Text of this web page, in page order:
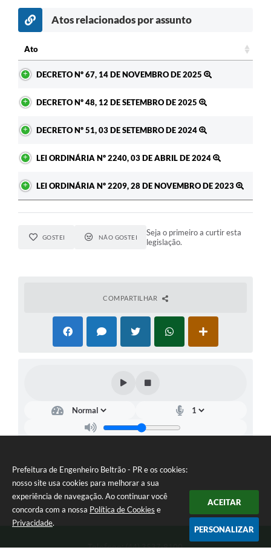
Prefeitura de Engenheiro Beltrão - PR e os cookies:
nosso site usa cookies para melhorar a sua
experiência de navegação. Ao continuar você
concorda com a nossa Política de Cookies e
Privacidade.
ACEITAR
PERSONALIZAR
Atos relacionados por assunto
Ato
DECRETO Nº 67, 14 DE NOVEMBRO DE 2025
DECRETO Nº 48, 12 DE SETEMBRO DE 2025
DECRETO Nº 51, 03 DE SETEMBRO DE 2024
LEI ORDINÁRIA Nº 2240, 03 DE ABRIL DE 2024
LEI ORDINÁRIA Nº 2209, 28 DE NOVEMBRO DE 2023
GOSTEI NÃO GOSTEI
Seja o primeiro a curtir esta
legislação.
COMPARTILHAR
Telefone: (44) 3537-8100